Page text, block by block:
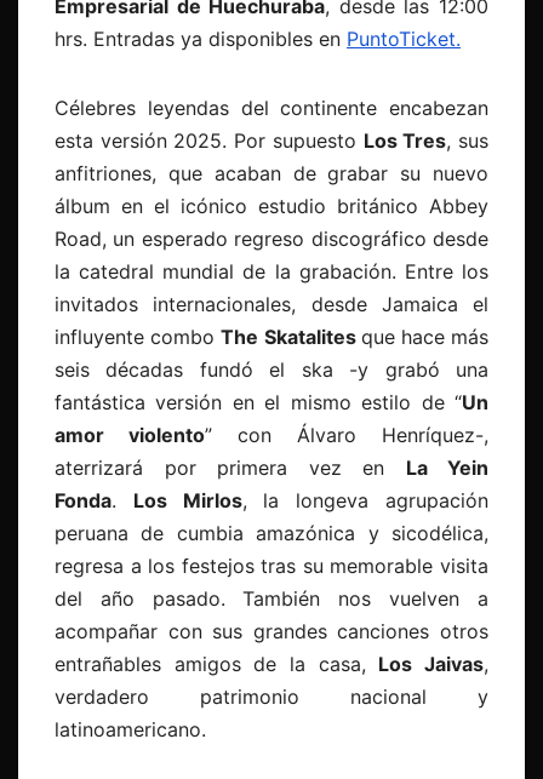
Empresarial de Huechuraba, desde las 12:00
hrs. Entradas ya disponibles en PuntoTicket.
Célebres leyendas del continente encabezan
esta versión 2025. Por supuesto Los Tres, sus
anfitriones, que acaban de grabar su nuevo
álbum en el icónico estudio británico Abbey
Road, un esperado regreso discográfico desde
la catedral mundial de la grabación. Entre los
invitados internacionales, desde Jamaica el
influyente comboThe Skatalites que hace más
seis décadas fundó el ska -y grabó una
fantástica versión en el mismo estilo de “Un
amor violento” con Álvaro Henríquez-,
aterrizará por primera vez en La Yein
Fonda. Los Mirlos, la longeva agrupación
peruana de cumbia amazónica y sicodélica,
regresa a los festejos tras su memorable visita
del año pasado. También nos vuelven a
acompañar con sus grandes canciones otros
entrañables amigos de la casa, Los Jaivas,
verdadero patrimonio nacional y
latinoamericano.